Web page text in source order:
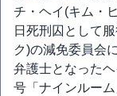
チ・ヘイ(キム・
日死刑囚として
ク)の減免委員会
弁護士となった
号「ナインルー